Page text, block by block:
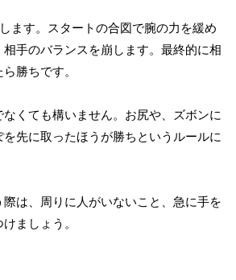
ます。スタートの合図で腕の力を緩め
手のバランスを崩します。最終的に相
勝ちです。
くても構いません。お尻や、ズボンに
先に取ったほうが勝ちというルールに
は、周りに人がいないこと、急に手を
ましょう。